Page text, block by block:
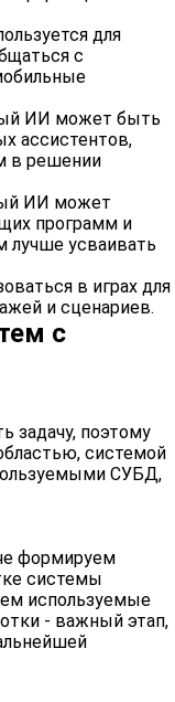
для
с
ИИ может быть
ассистентов,
в решении
ИИ может
программ и
лучше усваивать
в играх для
и сценариев.
с
задачу, поэтому
системой
СУБД,
формируем
системы
используемые
- важный этап,